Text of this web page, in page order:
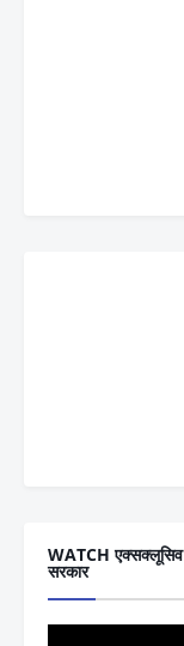
WATCH एक्सक्लूसिव
सरकार